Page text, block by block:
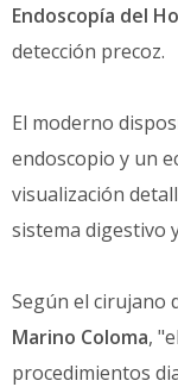
Endoscopía del
detección precoz.
El moderno
endoscopio y un
visualización
sistema digestivo
Según el cirujano
Marino Coloma,
procedimientos